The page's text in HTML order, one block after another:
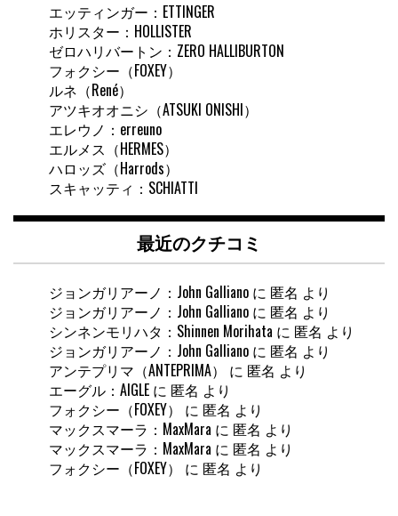
エッティンガー：ETTINGER
ホリスター：HOLLISTER
ゼロハリバートン：ZERO HALLIBURTON
フォクシー（FOXEY）
ルネ（René）
アツキオオニシ（ATSUKI ONISHI）
エレウノ：erreuno
エルメス（HERMES）
ハロッズ（Harrods）
スキャッティ：SCHIATTI
最近のクチコミ
ジョンガリアーノ：John Galliano に 匿名 より
ジョンガリアーノ：John Galliano に 匿名 より
シンネンモリハタ：Shinnen Morihata に 匿名 より
ジョンガリアーノ：John Galliano に 匿名 より
アンテプリマ（ANTEPRIMA）
に 匿名 より
エーグル：AIGLE に 匿名 より
フォクシー（FOXEY）
に 匿名 より
マックスマーラ：MaxMara に 匿名 より
マックスマーラ：MaxMara に 匿名 より
フォクシー（FOXEY）
に 匿名 より